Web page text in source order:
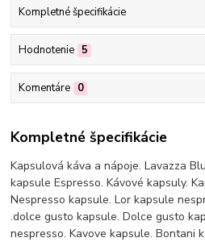
Kompletné špecifikácie
Hodnotenie 5
Komentáre 0
Kompletné špecifikácie
Kapsulová káva a nápoje. Lavazza
kapsule Espresso. Kávové kapsuly.
Nespresso kapsule. Lor kapsule
.dolce gusto kapsule. Dolce gusto
nespresso. Kavove kapsule. Bontani